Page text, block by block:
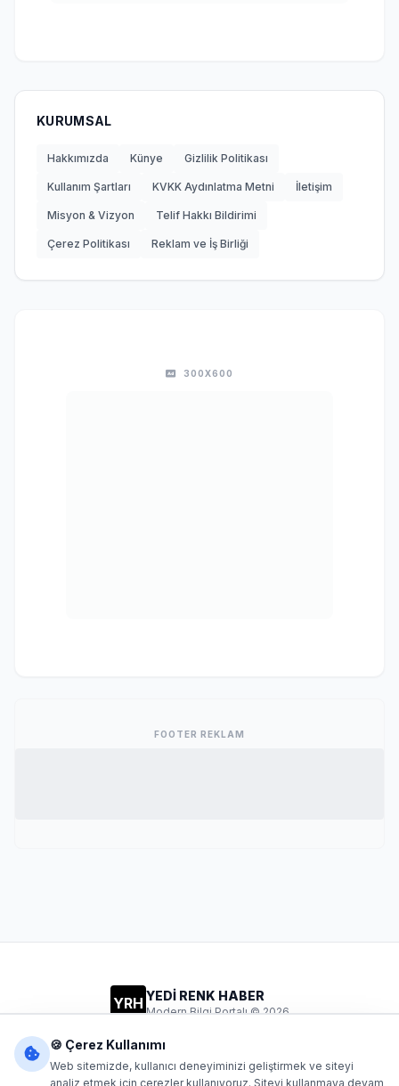
KURUMSAL
Hakkımızda Künye Gizlilik Politikası
Kullanım Şartları KVKK Aydınlatma Metni İletişim
Misyon & Vizyon Telif Hakkı Bildirimi
Çerez Politikası Reklam ve İş Birliği
300X600
FOOTER REKLAM
YRH YEDİ RENK HABER
Modern Bilgi Portalı © 2026
🍪 Çerez Kullanımı
Web sitemizde, kullanıcı deneyiminizi geliştirmek ve siteyi
analiz etmek için çerezler kullanıyoruz. Siteyi kullanmaya devam